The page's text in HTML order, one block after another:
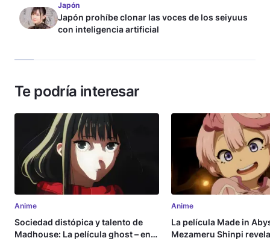
Japón
Japón prohíbe clonar las voces de los seiyuus
con inteligencia artificial
Te podría interesar
Anime
Sociedad distópica y talento de
Madhouse: La película ghost – end
Anime
La película Made in
Mezameru Shinpi